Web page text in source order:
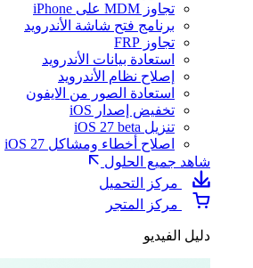
تجاوز MDM على iPhone
برنامج فتح شاشة الأندرويد
تجاوز FRP
استعادة بيانات الأندرويد
إصلاح نظام الأندرويد
استعادة الصور من الايفون
تخفيض إصدار iOS
تنزيل iOS 27 beta
اصلاح أخطاء ومشاكل iOS 27
شاهد جميع الحلول
مركز التحميل
مركز المتجر
دليل الفيديو